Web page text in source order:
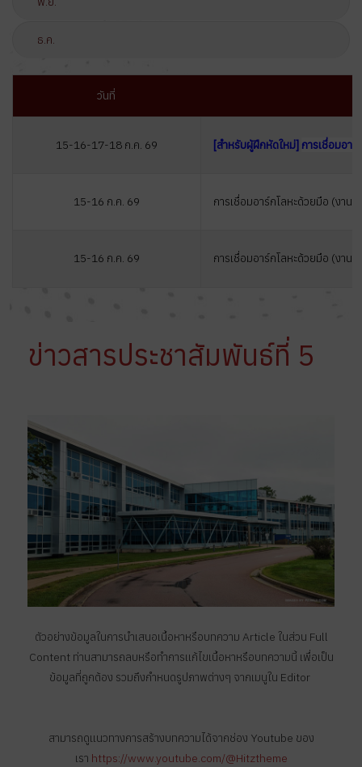
ธ.ค.
วันที่
15-16-17-18 ก.ค. 69 [สำหรับผู้ฝึกหัดใหม่] การเชื่อมอา
15-16 ก.ค. 69 การเชื่อมอาร์กโลหะด้วยมือ (งานโ
15-16 ก.ค. 69 การเชื่อมอาร์กโลหะด้วยมือ (งาน
ข่าวสารประชาสัมพันธ์ที่ 5
ตัวอย่างข้อมูลในการนำเสนอเนื้อหาหรือบทความ Article ในส่วน Full
Content ท่านสามารถลบหรือทำการแก้ไขเนื้อหาหรือบทความนี้ เพื่อเป็น
ข้อมูลที่ถูกต้อง รวมถึงกำหนดรูปภาพต่างๆ จากเมนูใน Editor
สามารถดูแนวทางการสร้างบทความได้จากช่อง Youtube ของ
เรา https://www.youtube.com/@Hitztheme